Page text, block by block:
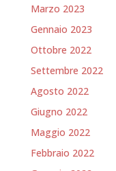
Marzo 2023
Gennaio 2023
Ottobre 2022
Settembre 2022
Agosto 2022
Giugno 2022
Maggio 2022
Febbraio 2022